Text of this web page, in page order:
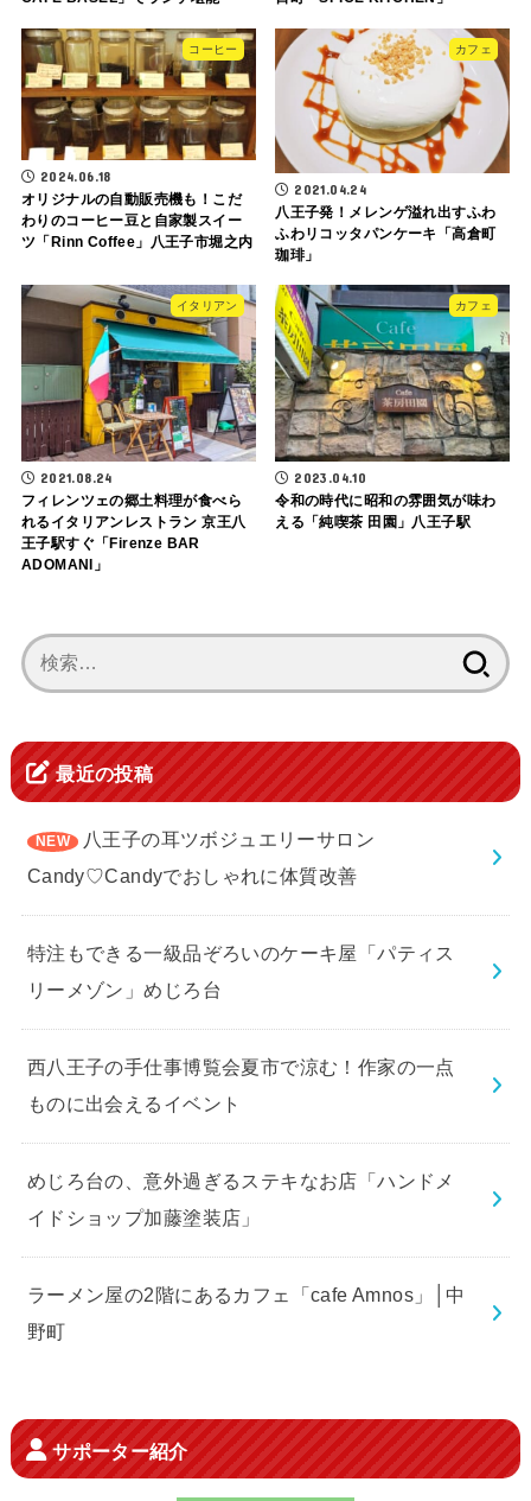
コーヒー
2024.06.18
オリジナルの自動販売機も！こだ
わりのコーヒー豆と自家製スイー
ツ「Rinn Coffee」八王子市堀之内
カフェ
2021.04.24
八王子発！メレンゲ溢れ出すふわ
ふわリコッタパンケーキ「高倉町
珈琲」
イタリアン
2021.08.24
フィレンツェの郷土料理が食べら
れるイタリアンレストラン 京王八
王子駅すぐ「Firenze BAR
ADOMANI」
カフェ
2023.04.10
令和の時代に昭和の雰囲気が味わ
える「純喫茶 田園」八王子駅
索:
最近の投稿
八王子の耳ツボジュエリーサロン
Candy♡Candyでおしゃれに体質改善
特注もできる一級品ぞろいのケーキ屋「パティス
リーメゾン」めじろ台
西八王子の手仕事博覧会夏市で涼む！作家の一点
ものに出会えるイベント
めじろ台の、意外過ぎるステキなお店「ハンドメ
イドショップ加藤塗装店」
ラーメン屋の2階にあるカフェ「cafe Amnos」│中
野町
サポーター紹介